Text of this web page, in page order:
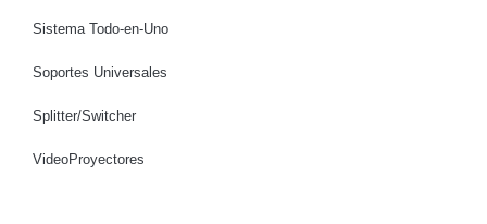
Sistema Todo-en-Uno
Soportes Universales
Splitter/Switcher
VideoProyectores